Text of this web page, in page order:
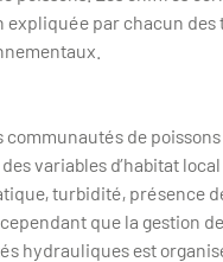
expliquée par chacun des
communautés de
variables d’habitat
turbidité, présence
que la gestion de
hydrauliques est